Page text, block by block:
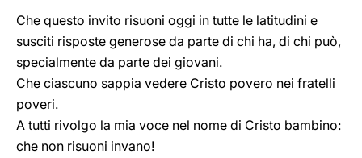
Che questo invito risuoni oggi in tutte le latitudini e
susciti risposte generose da parte di chi ha, di chi può,
specialmente da parte dei giovani.
Che ciascuno sappia vedere Cristo povero nei fratelli
poveri.
A tutti rivolgo la mia voce nel nome di Cristo bambino:
che non risuoni invano!